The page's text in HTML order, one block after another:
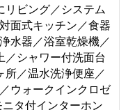
リビング／システム
面式キッチン／食器
水器／浴室乾燥機／
／シャワー付洗面台
所／温水洗浄便座／
ウォークインクロゼ
ニタ付インターホン